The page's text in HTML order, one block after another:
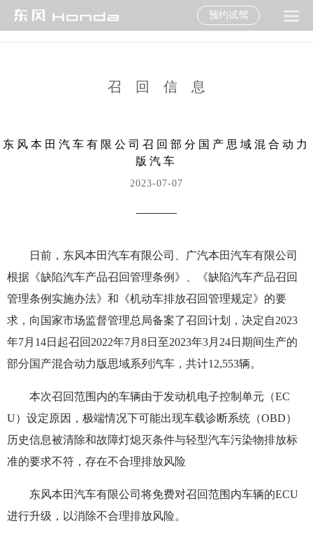
预约试驾
召回信息
东风本田汽车有限公司召回部分国产思域混合动力
版汽车
2023-07-07
日前，东风本田汽车有限公司、广汽本田汽车有限公司
根据《缺陷汽车产品召回管理条例》、《缺陷汽车产品召回
管理条例实施办法》和《机动车排放召回管理规定》的要
求，向国家市场监督管理总局备案了召回计划，决定自2023
年7月14日起召回2022年7月8日至2023年3月24日期间生产的
部分国产混合动力版思域系列汽车，共计12,553辆。
本次召回范围内的车辆由于发动机电子控制单元（EC
U）设定原因，极端情况下可能出现车载诊断系统（OBD）
历史信息被清除和故障灯熄灭条件与轻型汽车污染物排放标
准的要求不符，存在不合理排放风险
东风本田汽车有限公司将免费对召回范围内车辆的ECU
进行升级，以消除不合理排放风险。